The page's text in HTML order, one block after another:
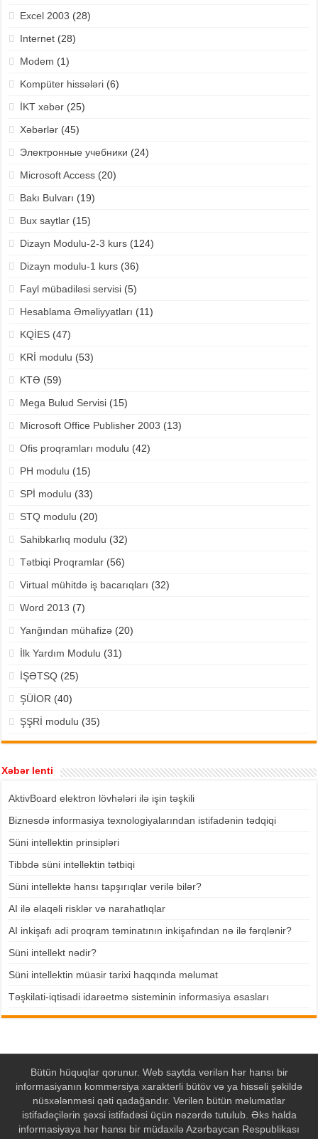
Excel 2003 (28)
Internet(28)
Modem (1)
Kompüter hissələri(6)
İKT xəbər(25)
Xəbərlər(45)
Электронные учебники (24)
Microsoft Access(20)
Bakı Bulvarı (19)
Bux saytlar(15)
Dizayn Modulu-2-3 kurs(124)
Dizayn modulu-1 kurs(36)
Fayl mübadiləsi servisi(5)
Hesablama Əməliyyatları (11)
KQİES(47)
KRİ modulu (53)
KTƏ (59)
Mega Bulud Servisi(15)
Microsoft Office Publisher 2003 (13)
Ofis proqramları modulu (42)
PH modulu (15)
SPİ modulu (33)
STQ modulu (20)
Sahibkarlıq modulu (32)
Tətbiqi Proqramlar(56)
Virtual mühitdə iş bacarıqları (32)
Word 2013 (7)
Yanğından mühafizə(20)
İlk Yardım Modulu (31)
İŞƏTSQ(25)
ŞÜİOR(40)
ŞŞRİ modulu (35)
Xəbər lenti
AktivBoard elektron lövhələri ilə işin təşkili
Biznesdə informasiya texnologiyalarından istifadənin tədqiqi
Süni intellektin prinsipləri
Tibbdə süni intellektin tətbiqi
Süni intellektə hansı tapşırıqlar verilə bilər?
AI ilə əlaqəli risklər və narahatlıqlar
AI inkişafı adi proqram təminatının inkişafından nə ilə fərqlənir?
Süni intellekt nədir?
Süni intellektin müasir tarixi haqqında məlumat
Təşkilati-iqtisadi idarəetmə sisteminin informasiya əsasları
Bütün hüquqlar qorunur. Web saytda verilən hər hansı bir
informasiyanın kommersiya xarakterli bütöv və ya hissəli şəkildə
nüsxələnməsi qəti qadağandır. Verilən bütün məlumatlar
istifadəçilərin şəxsi istifadəsi üçün nəzərdə tutulub. Əks halda
informasiyaya hər hansı bir müdaxilə Azərbaycan Respublikası